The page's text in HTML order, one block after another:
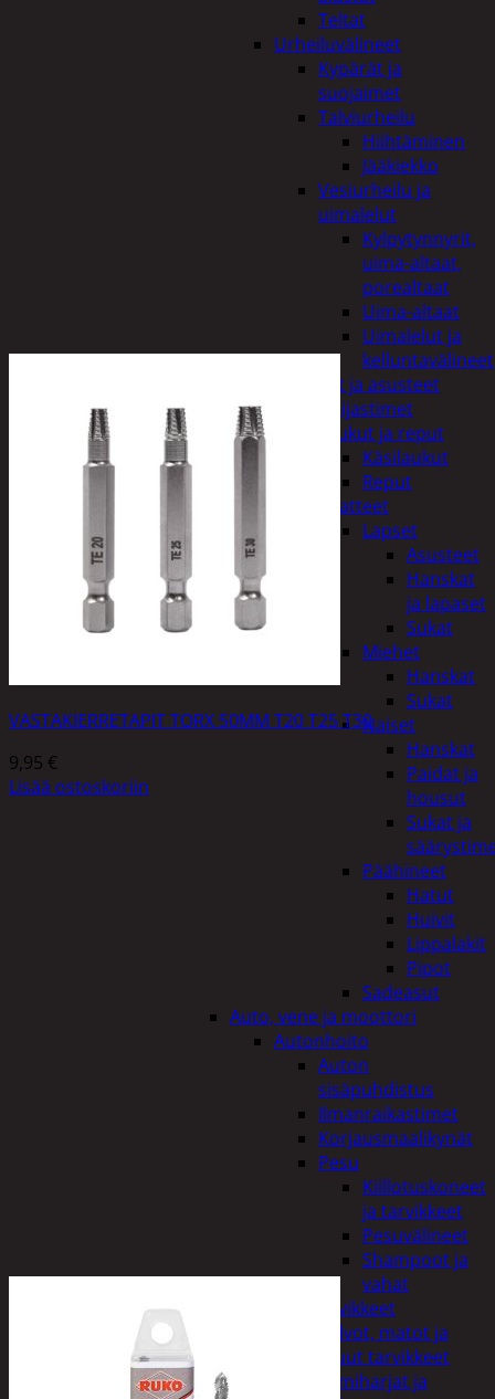
Teltat
Urheiluvälineet
Kypärät ja
suojaimet
Talviurheilu
Hiihtäminen
Jääkiekko
Vesiurheilu ja
uimalelut
Kylpytynnyrit,
uima-altaat,
porealtaat
Uima-altaat
Uimalelut ja
kelluntavälineet
Vaatteet ja asusteet
Heijastimet
Laukut ja reput
Käsilaukut
Reput
Vaatteet
Lapset
Asusteet
Hanskat
ja lapaset
Sukat
Miehet
Hanskat
Sukat
Naiset
Hanskat
Paidat ja
housut
Sukat ja
Päähineet
Hatut
Huivit
Lippalakit
Pipot
Sadeasut
Auto, vene ja moottori
Autonhoito
Auton
sisäpuhdistus
Ilmanraikastimet
Korjausmaalikynät
Pesu
Kiillotuskoneet
ja tarvikkeet
Pesuvälineet
Shampoot ja
vahat
Autotarvikkeet
Kalvot, matot ja
muut tarvikkeet
Lumiharjat ja
VASTAKIERRETAPIT TORX 50MM T20 T25 T30
9,95 €
Lisää ostoskoriin